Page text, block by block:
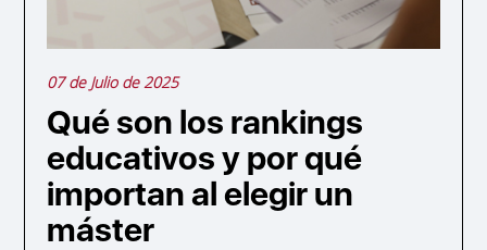
07 de Julio de 2025
Qué son los rankings
educativos y por qué
importan al elegir un
máster